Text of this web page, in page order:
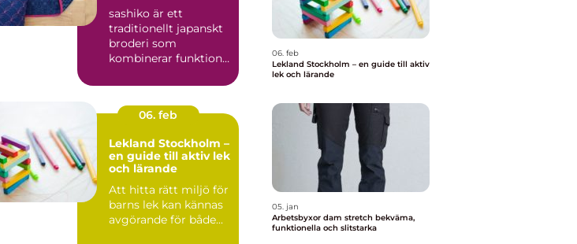
sashiko är ett
traditionellt japanskt
broderi som
kombinerar funktion,
skönhet....
06. feb
Lekland Stockholm –
en guide till aktiv lek
och lärande
Att hitta rätt miljö för
barns lek kan kännas
avgörande för både...
06. feb
Lekland Stockholm – en guide till aktiv
lek och lärande
05. jan
Arbetsbyxor dam stretch bekväma,
funktionella och slitstarka